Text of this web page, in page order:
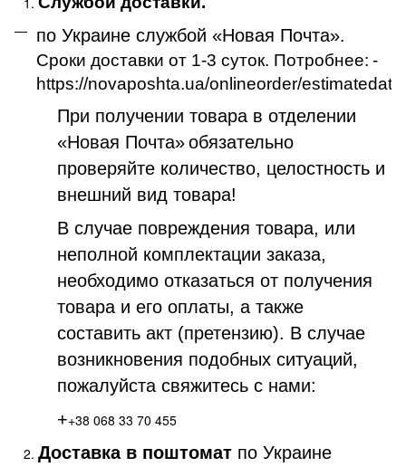
по Украине службой «Новая Почта».
Сроки доставки от 1-3 суток. Потробнее: -
https://novaposhta.ua/onlineorder/estimatedate
При получении товара в отделении
«Новая Почта»обязательно
проверяйте количество, целостность и
внешний вид товара!
В случае повреждения товара, или
неполной комплектации заказа,
необходимо отказаться от получения
товара и его оплаты, а также
составить акт (претензию). В случае
возникновения подобных ситуаций,
пожалуйста свяжитесь с нами:
++38 068 33 70 455
Доставка в поштомат по Украине